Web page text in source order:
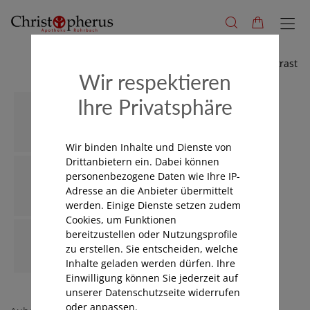
Hoher Kontrast
Wir respektieren
Ihre Privatsphäre
Wir binden Inhalte und Dienste von
Drittanbietern ein. Dabei können
personenbezogene Daten wie Ihre IP-
Adresse an die Anbieter übermittelt
werden. Einige Dienste setzen zudem
Cookies, um Funktionen
bereitzustellen oder Nutzungsprofile
zu erstellen. Sie entscheiden, welche
Inhalte geladen werden dürfen. Ihre
Einwilligung können Sie jederzeit auf
unserer Datenschutzseite widerrufen
oder anpassen.